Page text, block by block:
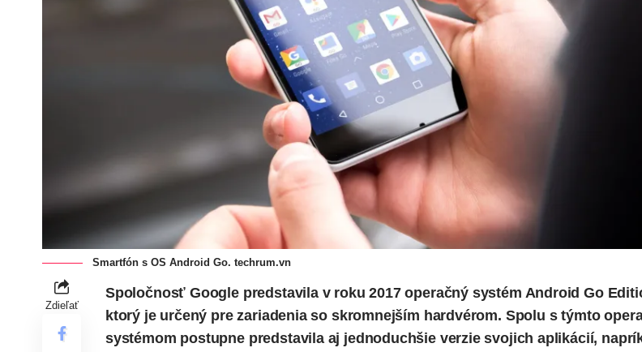
Smartfón s OS Android Go. techrum.vn
Zdieľať
Spoločnosť Google predstavila v roku 2017operačný systém Android Go
ktorý je určený pre zariadenia so skromnejším hardvérom. Spolu s týmto
systémom postupne predstavila aj jednoduchšie verzie svojich aplikácií,